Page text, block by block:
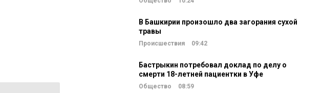
В Башкирии произошло два загорания сухой
травы
Происшествия 09:42
Бастрыкин потребовал доклад по делу о
смерти 18-летней пациентки в Уфе
Общество 08:59